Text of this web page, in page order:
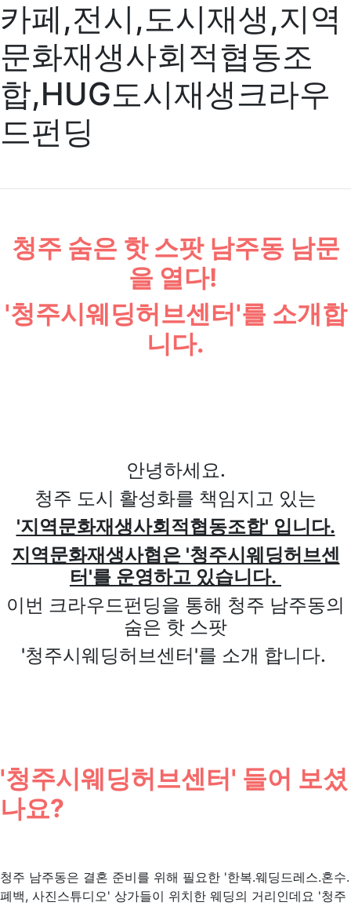
카페,전시,도시재생,지역
문화재생사회적협동조
합,HUG도시재생크라우
드펀딩
청주 숨은 핫 스팟 남주동 남문
을 열다!
'청주시웨딩허브센터'를 소개합
니다.
안녕하세요.
청주 도시 활성화를 책임지고 있는
'지역문화재생사회적협동조합' 입니다.
지역문화재생사협은 '청주시웨딩허브센
터'를 운영하고 있습니다.
이번 크라우드펀딩을 통해 청주 남주동의
숨은 핫 스팟
'청주시웨딩허브센터'를 소개 합니다.
'청주시웨딩허브센터' 들어 보셨
나요?
청주 남주동은 결혼 준비를 위해 필요한 '한복.웨딩드레스.혼수.
폐백, 사진스튜디오' 상가들이 위치한 웨딩의 거리인데요 '청주